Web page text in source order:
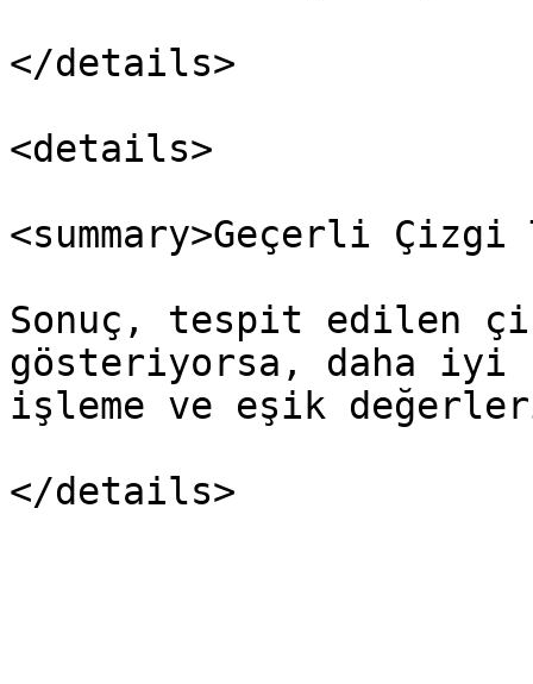
</details>
<details>
<summary>Geçerli Çizgi
Sonuç, tespit edilen
gösteriyorsa, daha iyi
işleme ve eşik